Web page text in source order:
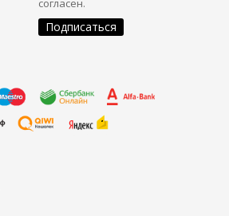
согласен.